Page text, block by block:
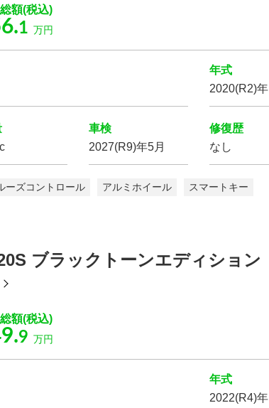
する
額(税込)
1 万円
年式
2020(R2)年
車検
2027(R9)年5月
修復歴
なし
ーズコントロール アルミホイール スマートキー
ブラックトーンエディション
額(税込)
9 万円
年式
2022(R4)年